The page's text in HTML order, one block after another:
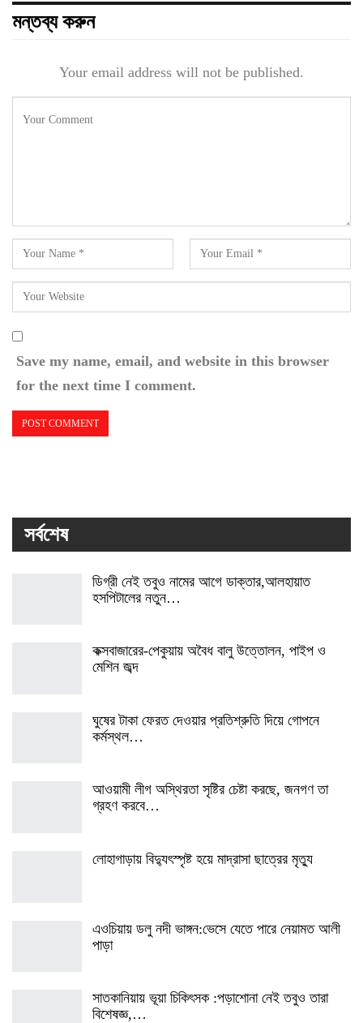
মন্তব্য করুন
Your email address will not be published.
Save my name, email, and website in this browser
for the next time I comment.
সর্বশেষ
ডিগ্রী নেই তবুও নামের আগে ডাক্তার,আলহায়াত
হসপিটালের নতুন…
কক্সবাজারের-পেকুয়ায় অবৈধ বালু উত্তোলন, পাইপ ও
মেশিন জব্দ
ঘুষের টাকা ফেরত দেওয়ার প্রতিশ্রুতি দিয়ে গোপনে
কর্মস্থল…
আওয়ামী লীগ অস্থিরতা সৃষ্টির চেষ্টা করছে, জনগণ তা
গ্রহণ করবে…
লোহাগাড়ায় বিদ্যুৎস্পৃষ্ট হয়ে মাদ্রাসা ছাত্রের মৃত্যু
এওচিয়ায় ডলু নদী ভাঙ্গন:ভেসে যেতে পারে নেয়ামত আলী
পাড়া
সাতকানিয়ায় ভূয়া চিকিৎসক :পড়াশোনা নেই তবুও তারা
বিশেষজ্ঞ,…